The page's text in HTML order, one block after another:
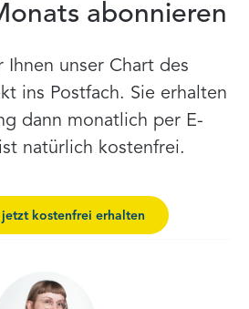
abonnieren
Ihnen unser Chart des
ins Postfach. Sie erhalten
dann monatlich per E-
natürlich kostenfrei.
jetzt kostenfrei erhalten